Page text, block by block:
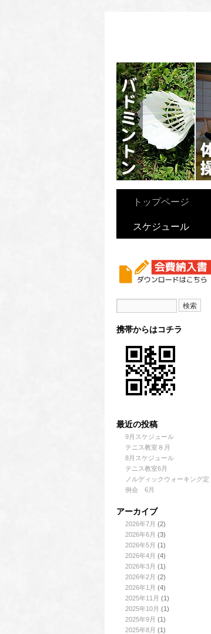
トップページ
スケジュール
携帯からはコチラ
最近の投稿
9月スケジュール
テニス教室８月
8月スケジュール
テニス教室6月
ノルディックウォーキング定
例会 6月
アーカイブ
2026年7月 (2)
2026年6月 (3)
2026年5月 (1)
2026年4月 (4)
2026年3月 (1)
2026年2月 (2)
2026年1月 (4)
2025年11月 (1)
2025年10月 (1)
2025年9月 (1)
2025年8月 (1)